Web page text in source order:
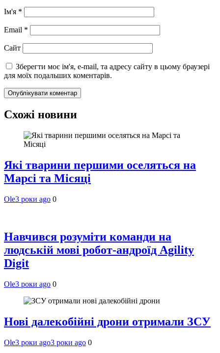
Ім'я *
Email *
Сайт
Зберегти моє ім'я, e-mail, та адресу сайту в цьому браузері
для моїх подальших коментарів.
Схожі новини
Які тварини першими оселяться на
Марсі та Місяці
Ole3 роки ago 0
Навчився розуміти команди на
людській мові робот-андроїд Agility
Digit
Ole3 роки ago 0
Нові далекобійні дрони отримали ЗСУ
Ole3 роки ago3 роки ago 0